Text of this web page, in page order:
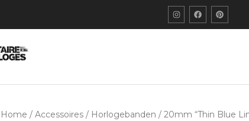
Home / Accessoires / Horlogebanden / 20mm “Thin Blue